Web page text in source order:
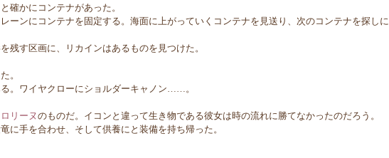
確かにコンテナがあった。
ーンにコンテナを固定する。海面に上がっていくコンテナを見送り、次のコンテナを探しに
残す区画に、リカインはあるものを見つけた。
。
。ワイヤクローにショルダーキャノン……。
リーヌのものだ。イコンと違って生き物である彼女は時の流れに勝てなかったのだろう。
に手を合わせ、そして供養にと装備を持ち帰った。